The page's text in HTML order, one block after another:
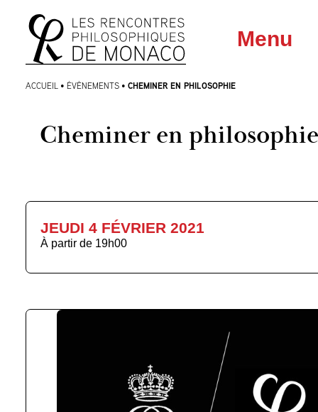
Aller
au
menu
Aller au
contenu
Menu
ACCUEIL • ÉVÈNEMENTS • CHEMINER EN PHILOSOPHIE
Cheminer en philosophie
JEUDI 4 FÉVRIER 2021
À partir de 19h00